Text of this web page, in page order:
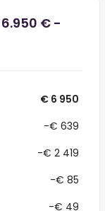
€ -
€ 6 950
-€ 639
-€ 2 419
-€ 85
-€ 49